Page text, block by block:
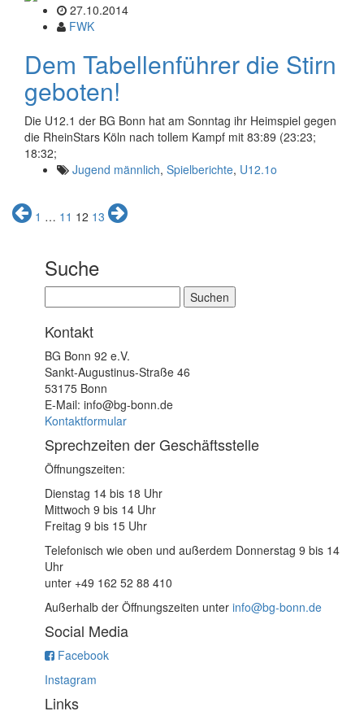
27.10.2014
FWK
Dem Tabellenführer die Stirn
geboten!
Die U12.1 der BG Bonn hat am Sonntag ihr Heimspiel gegen
die RheinStars Köln nach tollem Kampf mit 83:89 (23:23;
18:32;
Jugend männlich, Spielberichte, U12.1o
Seitennummerierung
Beiträge
1 … 11 12 13
Suche
nach:
Kontakt
BG Bonn 92 e.V.
Sankt-Augustinus-Straße 46
53175 Bonn
E-Mail: info@bg-bonn.de
Kontaktformular
Sprechzeiten der Geschäftsstelle
Öffnungszeiten:
Dienstag 14 bis 18 Uhr
Mittwoch 9 bis 14 Uhr
Freitag 9 bis 15 Uhr
Telefonisch wie oben und außerdem Donnerstag 9 bis 14
Uhr
unter +49 162 52 88 410
Außerhalb der Öffnungszeiten unter info@bg-bonn.de
Social Media
Facebook
Instagram
Links